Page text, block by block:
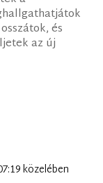
és
az új
közelében